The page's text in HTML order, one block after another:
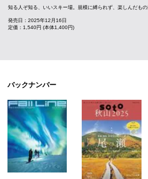
知る人ぞ知る、いいスキー場。規模に縛られず、楽しんだもの
発売日：2025年12月16日
定価：1,540円 (本体1,400円)
バックナンバー